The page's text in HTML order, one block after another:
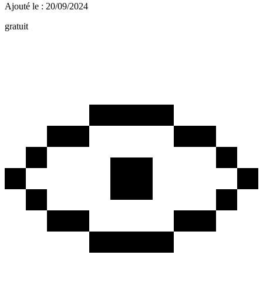
Ajouté le : 20/09/2024
gratuit